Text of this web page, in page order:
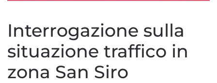
Interrogazione sulla
situazione traffico in
zona San Siro